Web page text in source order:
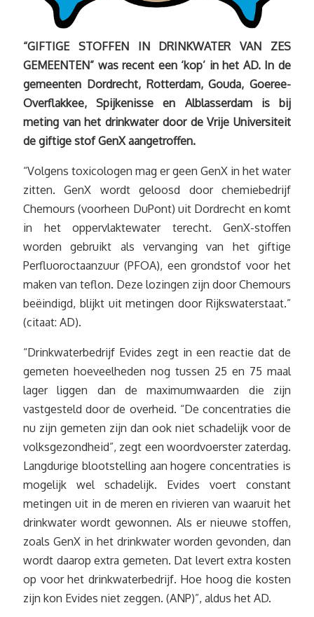
“GIFTIGE STOFFEN IN DRINKWATER VAN ZES
GEMEENTEN” was recent een ‘kop’ in het AD. In de
gemeenten Dordrecht, Rotterdam, Gouda, Goeree-
Overflakkee, Spijkenisse en Alblasserdam is bij
meting van het drinkwater door de Vrije Universiteit
de giftige stof GenX aangetroffen.
“Volgens toxicologen mag er geen GenX in het water
zitten. GenX wordt geloosd door chemiebedrijf
Chemours (voorheen DuPont) uit Dordrecht en komt
in het oppervlaktewater terecht. GenX-stoffen
worden gebruikt als vervanging van het giftige
Perfluoroctaanzuur (PFOA), een grondstof voor het
maken van teflon. Deze lozingen zijn door Chemours
beëindigd, blijkt uit metingen door Rijkswaterstaat.”
(citaat: AD).
“Drinkwaterbedrijf Evides zegt in een reactie dat de
gemeten hoeveelheden nog tussen 25 en 75 maal
lager liggen dan de maximumwaarden die zijn
vastgesteld door de overheid. “De concentraties die
nu zijn gemeten zijn dan ook niet schadelijk voor de
volksgezondheid”, zegt een woordvoerster zaterdag.
Langdurige blootstelling aan hogere concentraties is
mogelijk wel schadelijk. Evides voert constant
metingen uit in de meren en rivieren van waaruit het
drinkwater wordt gewonnen. Als er nieuwe stoffen,
zoals GenX in het drinkwater worden gevonden, dan
wordt daarop extra gemeten. Dat levert extra kosten
op voor het drinkwaterbedrijf. Hoe hoog die kosten
zijn kon Evides niet zeggen. (ANP)”, aldus het AD.